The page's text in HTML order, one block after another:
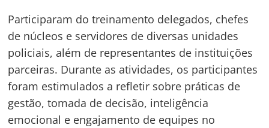
Participaram do treinamento delegados, chefes
de núcleos e servidores de diversas unidades
policiais, além de representantes de instituições
parceiras. Durante as atividades, os participantes
foram estimulados a refletir sobre práticas de
gestão, tomada de decisão, inteligência
emocional e engajamento de equipes no